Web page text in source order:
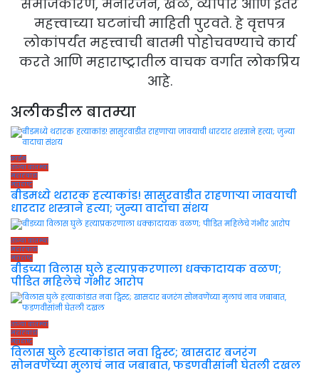
समाजकारण, मनोरंजन, खेळ, व्यापार आणि इतर
महत्त्वाच्या घटनांची माहिती पुरवते. हे वृत्तपत्र
लोकांपर्यंत महत्त्वाची बातमी पोहोचवण्याचे कार्य
करते आणि महाराष्ट्रातील वाचक वर्गात लोकप्रिय
आहे.
अलीकडील बातम्या
क्राईम
ताज्या बातम्या
मराठवाडा
महाराष्ट्र
बीडमध्ये थरारक हत्याकांड! सासुरवाडीत राहणाऱ्या जावयाची
धारदार शस्त्राने हत्या; जुन्या वादाचा संशय
ताज्या बातम्या
मराठवाडा
महाराष्ट्र
बीडच्या विलास घुले हत्याप्रकरणाला धक्कादायक वळण;
पीडित महिलेचे गंभीर आरोप
ताज्या बातम्या
मराठवाडा
महाराष्ट्र
विलास घुले हत्याकांडात नवा ट्विस्ट; खासदार बजरंग
सोनवणेंच्या मुलाचं नाव जबाबात, फडणवीसांनी घेतली दखल